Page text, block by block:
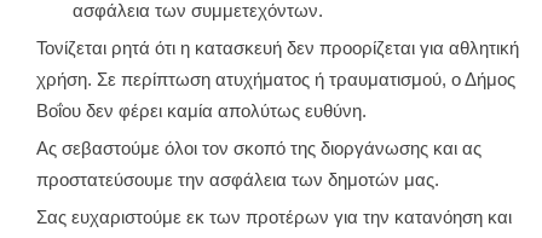
ασφάλεια των συμμετεχόντων.
Τονίζεται ρητά ότι η κατασκευή δεν προορίζεται για αθλητική
χρήση. Σε περίπτωση ατυχήματος ή τραυματισμού, ο Δήμος
Βοΐου δεν φέρει καμία απολύτως ευθύνη.
Ας σεβαστούμε όλοι τον σκοπό της διοργάνωσης και ας
προστατεύσουμε την ασφάλεια των δημοτών μας.
Σας ευχαριστούμε εκ των προτέρων για την κατανόηση και